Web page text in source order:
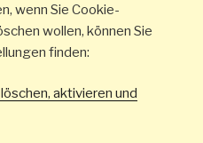
wenn Sie Cookie-
wollen, können Sie
finden:
aktivieren und